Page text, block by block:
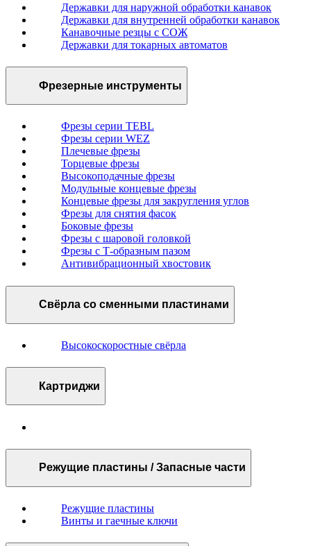
Державки для наружной обработки канавок
Державки для внутренней обработки канавок
Канавочные резцы с СОЖ
Державки для токарных автоматов
Фрезерные инструменты
Фрезы серии TEBL
Фрезы серии WEZ
Плечевые фрезы
Торцевые фрезы
Высокоподачные фрезы
Модульные концевые фрезы
Концевые фрезы для закругления углов
Фрезы для снятия фасок
Боковые фрезы
Фрезы с шаровой головкой
Фрезы с Т-образным пазом
Антивибрационный хвостовик
Свёрла со сменными пластинами
Высокоскоростные свёрла
Картриджи
Режущие пластины / Запасные части
Режущие пластины
Винты и гаечные ключи